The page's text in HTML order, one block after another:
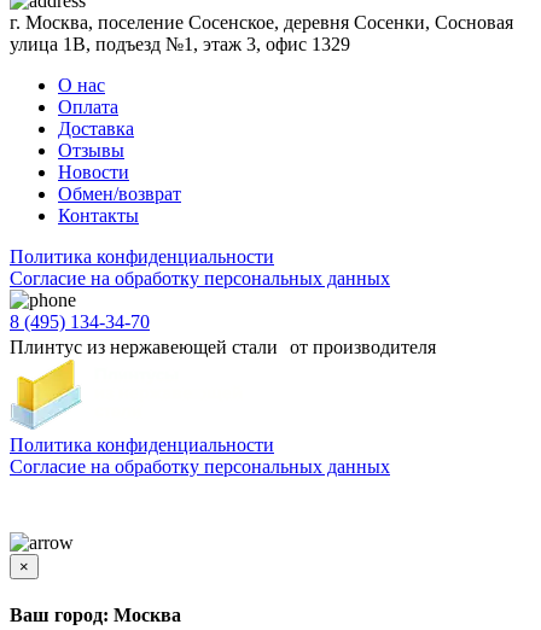
г. Москва, поселение Сосенское, деревня Сосенки, Сосновая
улица 1В, подъезд №1, этаж 3, офис 1329
О нас
Оплата
Доставка
Отзывы
Новости
Обмен/возврат
Контакты
Политика конфиденциальности
Согласиe на обработку персональных данных
8 (495) 134-34-70
Плинтус из нержавеющей стали от производителя
Политика конфиденциальности
Согласиe на обработку персональных данных
×
Ваш город: Москва